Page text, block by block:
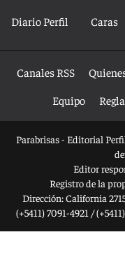
Diario Perfil Caras
Canales RSS
Equipo
Parabrisas - Editorial
Editor
Registro de la
Dirección:California
(+5411) 7091-4921 /